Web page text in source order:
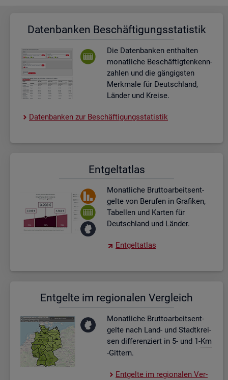
Da­ten­ban­ken Be­schäf­ti­gungs­sta­tis­tik
Die Da­ten­ban­ken ent­hal­ten
mo­nat­li­che Be­schäf­tig­ten­kenn­
zah­len und die gän­gigs­ten
Merk­ma­le für Deutsch­land,
Län­der und Krei­se.
Da­ten­ban­ken zur Be­schäf­ti­gungs­sta­tis­tik
Ent­gel­t­at­las
Mo­nat­li­che Brut­to­ar­beits­ent­
gel­te von Be­ru­fen in Gra­fi­ken,
Ta­bel­len und Kar­ten für
Deutsch­land und Län­der.
Ent­gel­t­at­las
Ent­gel­te im re­gio­na­len Ver­gleich
Mo­nat­li­che Brut­to­ar­beits­ent­
gel­te nach Land- und Stadt­krei­
sen dif­fe­ren­ziert in 5- und 1-Km
-Git­tern.
Ent­gel­te im re­gio­na­len Ver­